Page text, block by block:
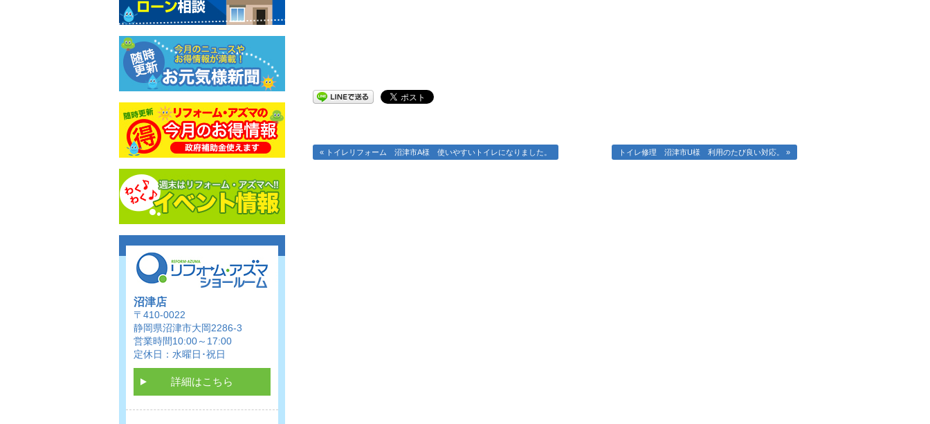
« トイレリフォーム 沼津市A様 使いやすいトイレになりました。 トイレ修理 沼津市U様 利用のたび良い対応。 »
沼津店
〒410-0022
静岡県沼津市大岡2286-3
営業時間10:00～17:00
定休日：水曜日･祝日
詳細はこちら